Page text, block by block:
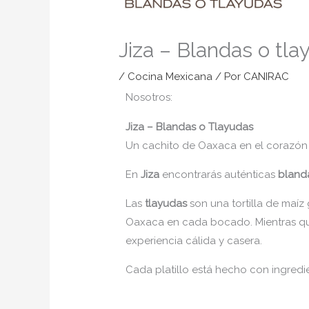
Jiza – Blandas o
/ Cocina Mexicana / Por CANIRAC
Nosotros:
Jiza – Blandas o Tlayudas
Un cachito de Oaxaca en el
EnJiza encontrarás auténticas
Las tlayudasson una tortilla de maíz
Oaxaca en cada bocado. Mientras
experiencia cálida y casera.
Cada platillo está hecho con